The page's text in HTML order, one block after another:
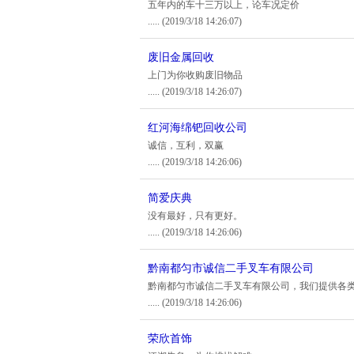
五年内的车十三万以上，论车况定价
..... (2019/3/18 14:26:07)
废旧金属回收
上门为你收购废旧物品
..... (2019/3/18 14:26:07)
红河海绵钯回收公司
诚信，互利，双赢
..... (2019/3/18 14:26:06)
简爱庆典
没有最好，只有更好。
..... (2019/3/18 14:26:06)
黔南都匀市诚信二手叉车有限公司
黔南都匀市诚信二手叉车有限公司，我们提供各
..... (2019/3/18 14:26:06)
荣欣首饰